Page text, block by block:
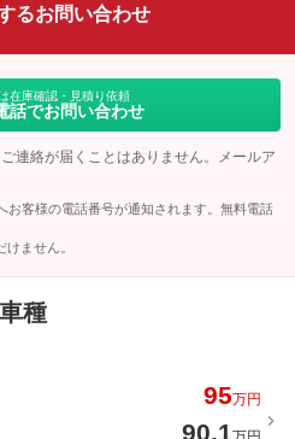
るお問い合わせ
在庫確認・見積り依頼
話でお問い合わせ
連絡が届くことはありません。メールア
客様の電話番号が通知されます。無料電話
ません。
種
95万円
90.1